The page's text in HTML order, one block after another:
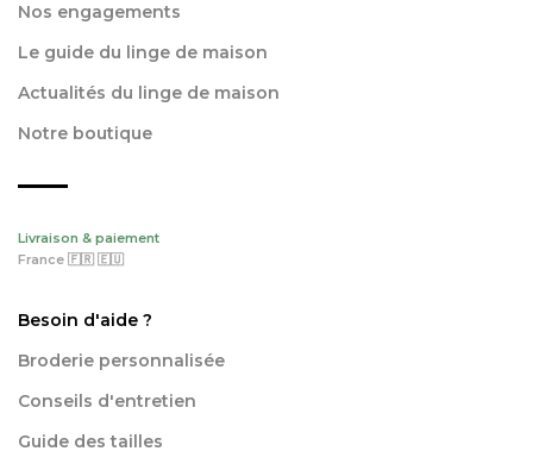
Nos engagements
Le guide du linge de maison
Actualités du linge de maison
Notre boutique
Livraison & paiement
France 🇫🇷 🇪🇺
Besoin d'aide ?
Broderie personnalisée
Conseils d'entretien
Guide des tailles